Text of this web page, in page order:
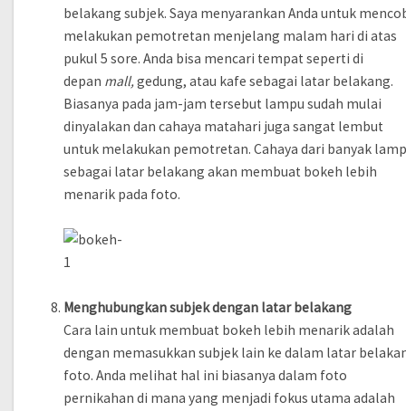
belakang subjek. Saya menyarankan Anda untuk
melakukan pemotretan menjelang malam hari di atas
pukul 5 sore. Anda bisa mencari tempat seperti di
depan mall,gedung, atau kafe sebagai latar belakang.
Biasanya pada jam-jam tersebut lampu sudah mulai
dinyalakan dan cahaya matahari juga sangat lembut
untuk melakukan pemotretan. Cahaya dari banyak
sebagai latar belakang akan membuat bokeh lebih
menarik pada foto.
Menghubungkan subjek dengan latar belakang
Cara lain untuk membuat bokeh lebih menarik adalah
dengan memasukkan subjek lain ke dalam latar
foto. Anda melihat hal ini biasanya dalam foto
pernikahan di mana yang menjadi fokus utama adalah